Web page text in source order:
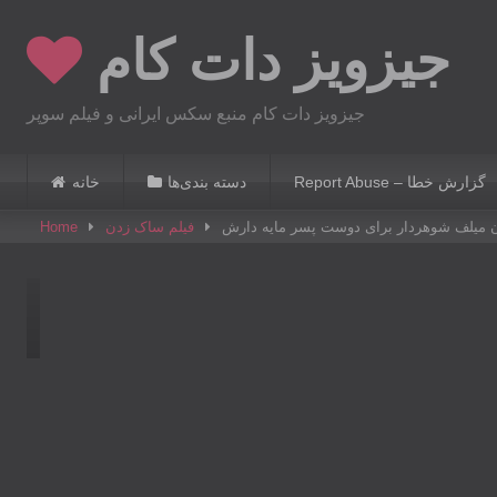
content
جیزویز دات کام
جیزویز دات کام منبع سکس ایرانی‌ و فیلم سوپر
خانه دسته بندی‌ها Report Abuse – گزارش خطا
Home فیلم ساک زدن میلف شوهردار برای دوست پسر مایه دارش